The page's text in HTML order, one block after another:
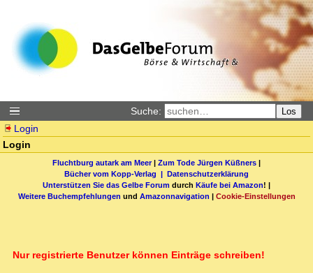
Suche: Los
Login
Login
Fluchtburg autark am Meer| Zum Tode Jürgen Küßners |
Bücher vom Kopp-Verlag | Datenschutzerklärung
Unterstützen Sie das Gelbe Forum durch Käufe bei Amazon! |
Weitere Buchempfehlungen und Amazonnavigation | Cookie-Einstellungen
Nur registrierte Benutzer können Einträge schreiben!